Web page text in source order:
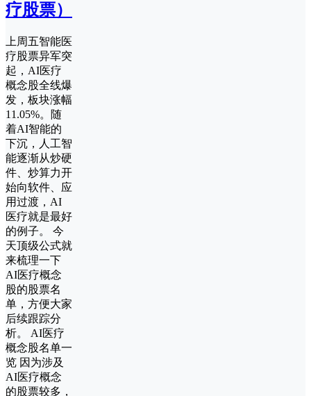
疗股票）
上周五智能医
疗股票异军突
起，AI医疗
概念股全线爆
发，板块涨幅
11.05%。随
着AI智能的
下沉，人工智
能逐渐从炒硬
件、炒算力开
始向软件、应
用过渡，AI
医疗就是最好
的例子。 今
天顶级公式就
来梳理一下
AI医疗概念
股的股票名
单，方便大家
后续跟踪分
析。 AI医疗
概念股名单一
览 因为涉及
AI医疗概念
的股票较多，